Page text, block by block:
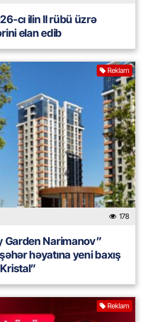
cı ilin II rübü üzrə
elan edib
Reklam
178
Garden Narimanov”
həyatına yeni baxış
Reklam